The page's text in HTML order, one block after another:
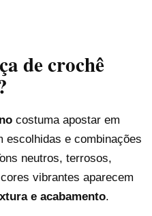
de crochê
costuma apostar em
escolhidas e combinações
neutros, terrosos,
vibrantes aparecem
e acabamento.